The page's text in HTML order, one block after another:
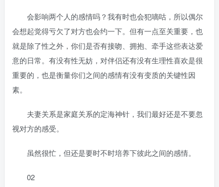
会影响两个人的感情吗？我有时也会犯嘀咕，所以偶尔
会想起觉得亏欠了对方也会约一下。但有一点至关重要，也
就是除了性之外，你们是否有接吻、拥抱、牵手这些表达爱
意的日常。有没有性无妨，对伴侣还有没有生理性喜欢是很
重要的，也是衡量你们之间的感情有没有变质的关键性因
素。
夫妻关系是家庭关系的定海神针，我们最好还是不要忽
视对方的感受。
虽然很忙，但还是要时不时培养下彼此之间的感情。
02